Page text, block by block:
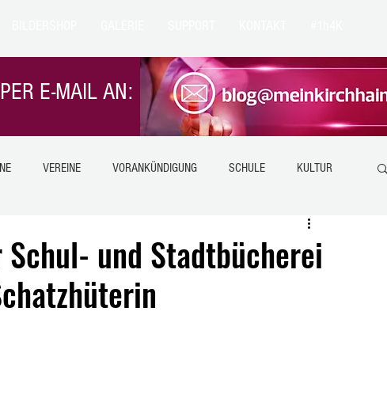
E-MAIL AN:
VEREINE VORANKÜNDIGUNG SCHULE KULTUR
KIRCHHAIN
HIMMELSBERG BETZIESDORF
und Stadtbücherei